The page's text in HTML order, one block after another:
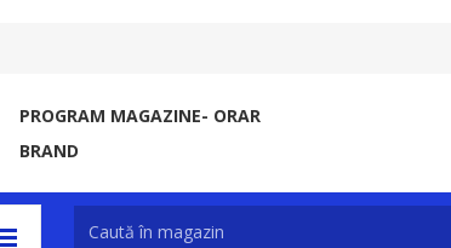
PROGRAM MAGAZINE- ORAR
BRAND